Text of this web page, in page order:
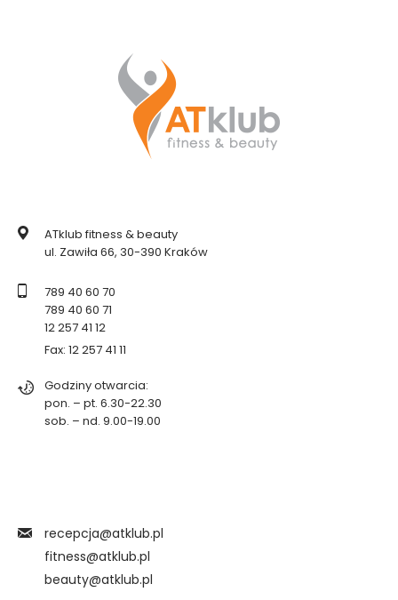
ATklub fitness & beauty
ul. Zawiła 66, 30-390 Kraków
789 40 60 70
789 40 60 71
12 257 41 12
Fax: 12 257 41 11
Godziny otwarcia:
pon. – pt. 6.30-22.30
sob. – nd. 9.00-19.00
recepcja@atklub.pl
fitness@atklub.pl
beauty@atklub.pl